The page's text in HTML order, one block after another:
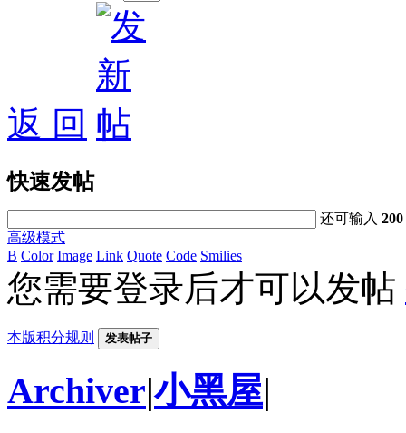
返 回
快速发帖
还可输入200
高级模式
B Color Image Link Quote Code Smilies
您需要登录后才可以发帖
本版积分规则 发表帖子
Archiver|小黑屋|